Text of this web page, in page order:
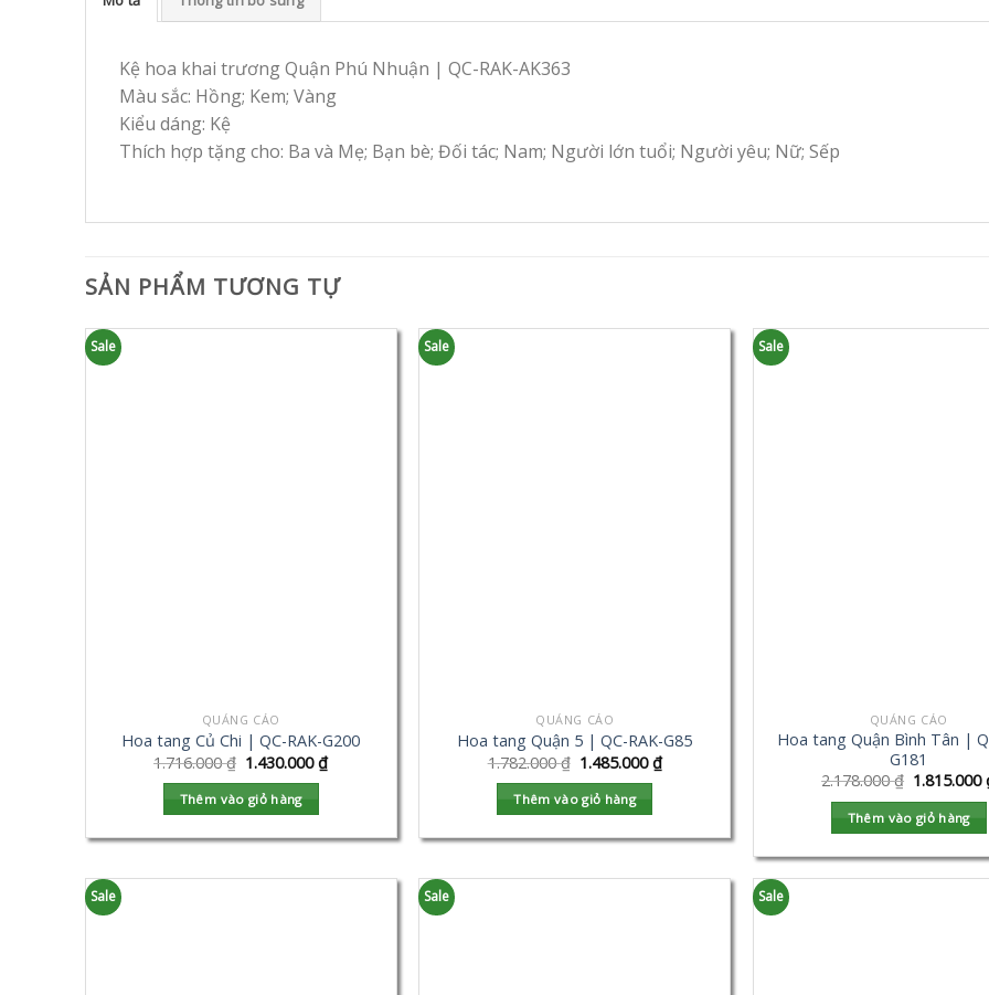
Kệ hoa khai trương Quận Phú Nhuận | QC-RAK-AK363
Màu sắc: Hồng; Kem; Vàng
Kiểu dáng: Kệ
Thích hợp tặng cho: Ba và Mẹ; Bạn bè; Đối tác; Nam; Người lớn tuổi; Người yêu; Nữ; Sếp
SẢN PHẨM TƯƠNG TỰ
Sale
QUẢNG CÁO
Hoa tang Củ Chi | QC-RAK-G200
1.716.000₫ 1.430.000₫
Thêm vào giỏ hàng
Sale
QUẢNG CÁO
Hoa tang Quận 5 | QC-RAK-G85
1.782.000₫ 1.485.000₫
Thêm vào giỏ hàng
Sale
QUẢNG CÁO
Hoa tang Quận Bình Tân |
G181
2.178.000₫ 1.815.000
Thêm vào giỏ hàng
Sale Sale Sale